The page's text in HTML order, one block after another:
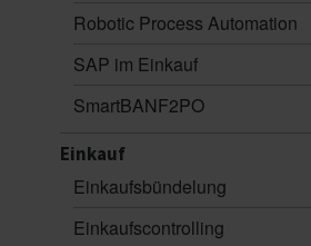
Robotic Process Automation
SAP im Einkauf
SmartBANF2PO
Einkauf
Einkaufsbündelung
Einkaufscontrolling